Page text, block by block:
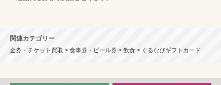
関連カテゴリー
金券・チケット買取 > 食事券・ビール券 > 飲食 > ぐるなびギフトカード